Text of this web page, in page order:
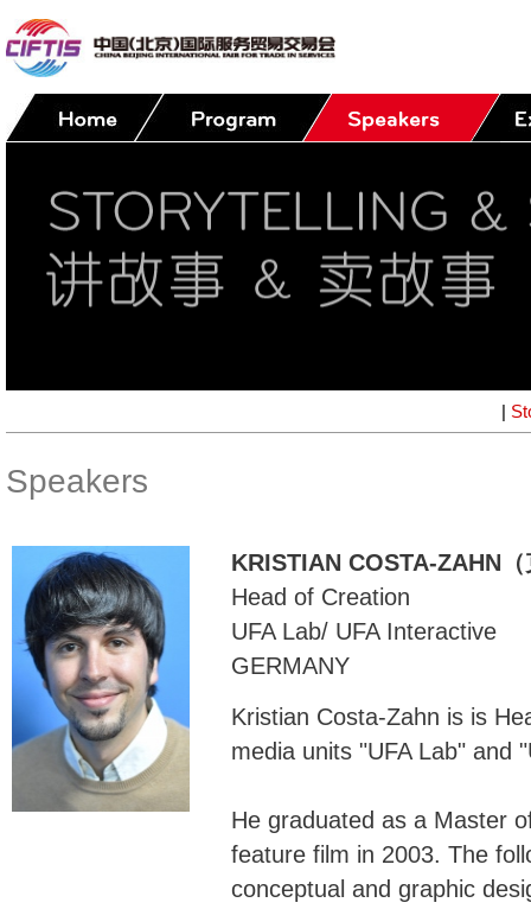
|
Speakers
KRISTIAN COSTA-ZAHN
Head of Creation
UFA Lab/ UFA Interactive
GERMANY
Kristian Costa-Zahn is is
media units "UFA Lab" and
He graduated as a Master
feature film in 2003. The
conceptual and graphic